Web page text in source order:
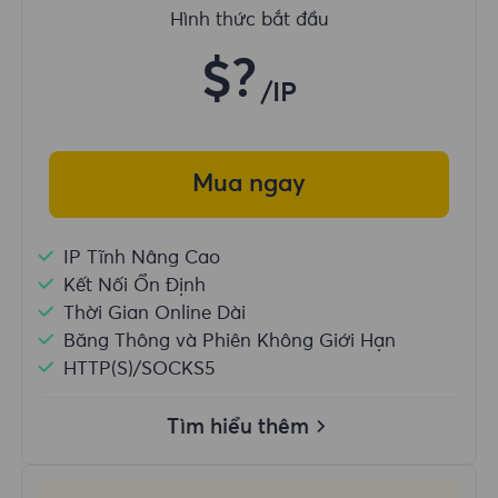
Hình thức bắt đầu
$? /IP
Mua ngay
IP Tĩnh Nâng Cao
Kết Nối Ổn Định
Thời Gian Online Dài
Băng Thông và Phiên Không Giới Hạn
HTTP(S)/SOCKS5
Tìm hiểu thêm